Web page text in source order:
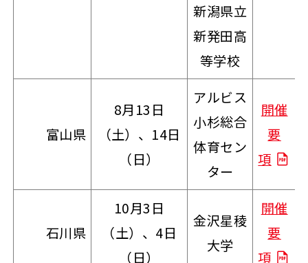
新潟県立
新発田高
等学校
富山県
8月13日
（土）、14日
（日）
アルビス
小杉総合
体育セン
ター
開催
要
項
石川県
10月3日
（土）、4日
（日）
金沢星稜
大学
開催
要
項